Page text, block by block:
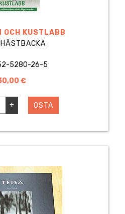
OCH KUSTLABB
5280-26-5
€
+ OSTA